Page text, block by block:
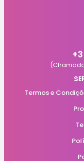
Termos e